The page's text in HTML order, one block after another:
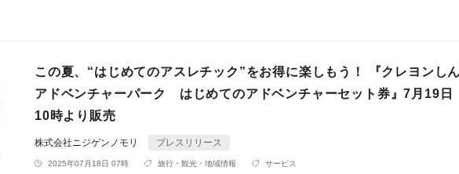
この夏、“はじめてのアスレチック”をお得に楽しもう！ 『クレヨンし
アドベンチャーパーク はじめてのアドベンチャーセット券』7月19日
10時より販売
株式会社ニジゲンノモリ プレスリリース
2025年07月18日 07時 旅行・観光・地域情報 サービス